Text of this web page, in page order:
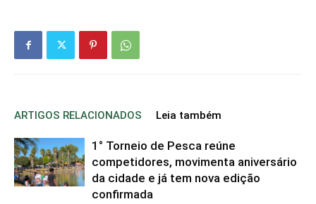
ARTIGOS RELACIONADOS Leia também
1° Torneio de Pesca reúne
competidores, movimenta aniversário
da cidade e já tem nova edição
confirmada